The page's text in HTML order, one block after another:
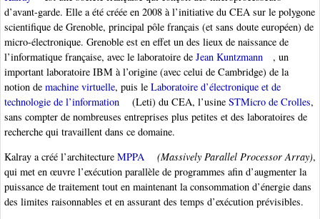
d’avant-garde. Elle a été créée en 2008 à l’initiative du CEA sur le polygone
scientifique de Grenoble, principal pôle français (et sans doute européen) de
micro-électronique. Grenoble est en effet un des lieux de naissance de
l’informatique française, avec le laboratoire de Jean Kuntzmann
, un
important laboratoire IBM à l’origine (avec celui de Cambridge) de la
notion de machine virtuelle, puis le Laboratoire d’électronique et de
technologie de l’information
(Leti) du CEA, l’usine STMicro de Crolles,
sans compter de nombreuses entreprises plus petites et des laboratoires de
recherche qui travaillent dans ce domaine.
Kalray a créé l’architecture MPPA (Massively Parallel Processor Array),
qui met en œuvre l’exécution parallèle de programmes afin d’augmenter la
puissance de traitement tout en maintenant la consommation d’énergie dans
des limites raisonnables et en assurant des temps d’exécution prévisibles.